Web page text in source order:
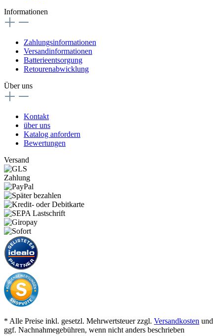
Informationen
Zahlungsinformationen
Versandinformationen
Batterieentsorgung
Retourenabwicklung
Über uns
Kontakt
über uns
Katalog anfordern
Bewertungen
Versand
Zahlung
* Alle Preise inkl. gesetzl. Mehrwertsteuer zzgl. Versandkosten und
ggf. Nachnahmegebühren, wenn nicht anders beschrieben